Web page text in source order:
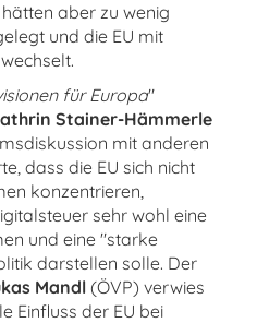
aber zu wenig
und die EU mit
für Europa"
Stainer-Hämmerle
mit anderen
dass die EU sich nicht
konzentrieren,
sehr wohl eine
und eine "starke
darstellen solle. Der
Mandl(ÖVP) verwies
Einfluss der EU bei